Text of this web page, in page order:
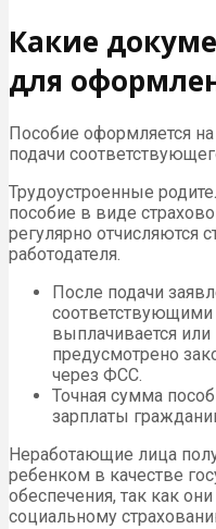
Какие
для
Пособие оформляется
подачи
Трудоустроенные
пособие в виде
регулярно отчисляются
работодателя.
После подачи
соответствующими
выплачивается
предусмотрено
через ФСС.
Точная сумма
зарплаты
Неработающие лица
ребенком в качестве
обеспечения, так как
социальному